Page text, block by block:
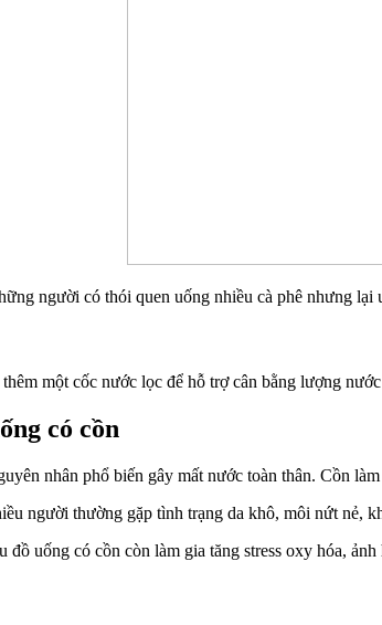
người có thói quen uống nhiều cà phê nhưng lại
một cốc nước lọc để hỗ trợ cân bằng lượng
có cồn
nhân phổ biến gây mất nước toàn thân. Cồn
người thường gặp tình trạng da khô, môi nứt nẻ,
đồ uống có cồn còn làm gia tăng stress oxy hóa,